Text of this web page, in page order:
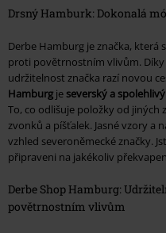
Drsný Hamburk: Dokonalá
Derbe Hamburg je značka, která
proti povětrnostním vlivům.
udržitelnost značka razí novou
Hamburg je severský a spolehlivý
To, co odlišuje položky od jiných
zvonků a píšťalek. Jasné vzory a
vzhled severoněmecké značky.
připraveni na jakékoliv
Derbe Shop Hamburg:
povětrnostním vlivům